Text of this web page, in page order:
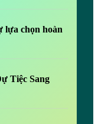
lựa chọn hoàn
Tiệc Sang